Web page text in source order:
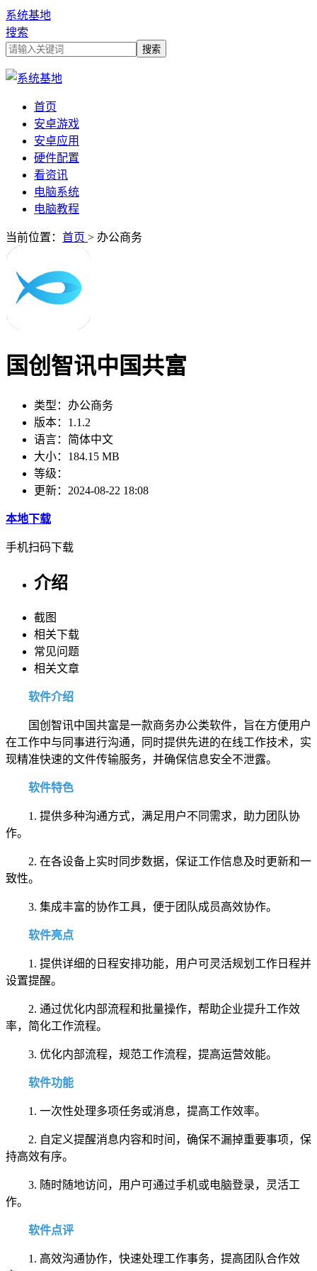
系统基地
搜索
首页
安卓游戏
安卓应用
硬件配置
看资讯
电脑系统
电脑教程
当前位置： 首页 > 办公商务
国创智讯中国共富
类型： 办公商务
版本： 1.1.2
语言： 简体中文
大小： 184.15 MB
等级：
更新： 2024-08-22 18:08
本地下载
手机扫码下载
介绍
截图
相关下载
常见问题
相关文章
软件介绍
国创智讯中国共富是一款商务办公类软件，旨在方便用户
在工作中与同事进行沟通，同时提供先进的在线工作技术，实
现精准快速的文件传输服务，并确保信息安全不泄露。
软件特色
1. 提供多种沟通方式，满足用户不同需求，助力团队协
作。
2. 在各设备上实时同步数据，保证工作信息及时更新和一
致性。
3. 集成丰富的协作工具，便于团队成员高效协作。
软件亮点
1. 提供详细的日程安排功能，用户可灵活规划工作日程并
设置提醒。
2. 通过优化内部流程和批量操作，帮助企业提升工作效
率，简化工作流程。
3. 优化内部流程，规范工作流程，提高运营效能。
软件功能
1. 一次性处理多项任务或消息，提高工作效率。
2. 自定义提醒消息内容和时间，确保不漏掉重要事项，保
持高效有序。
3. 随时随地访问，用户可通过手机或电脑登录，灵活工
作。
软件点评
1. 高效沟通协作，快速处理工作事务，提高团队合作效